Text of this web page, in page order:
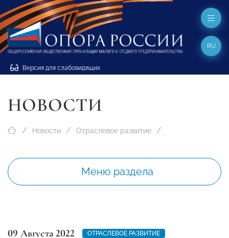
Версия для слабовидящих
RU
НОВОСТИ
Новости Отраслевое развитие
Меню раздела
09 Августа 2022 ОТРАСЛЕВОЕ РАЗВИТИЕ